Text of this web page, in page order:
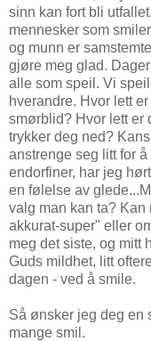
sinn kan fort bli
mennesker som
og munn er
gjøre meg glad.
alle som speil. Vi
hverandre. Hvor lett
smørblid? Hvor lett er
trykker deg ned?
anstrenge seg litt for
endorfiner, har jeg
en følelse av
valg man kan ta?
akkurat-super" eller
meg det siste, og mitt
Guds mildhet, litt
dagen - ved å smile.
Så ønsker jeg deg en
mange smil.